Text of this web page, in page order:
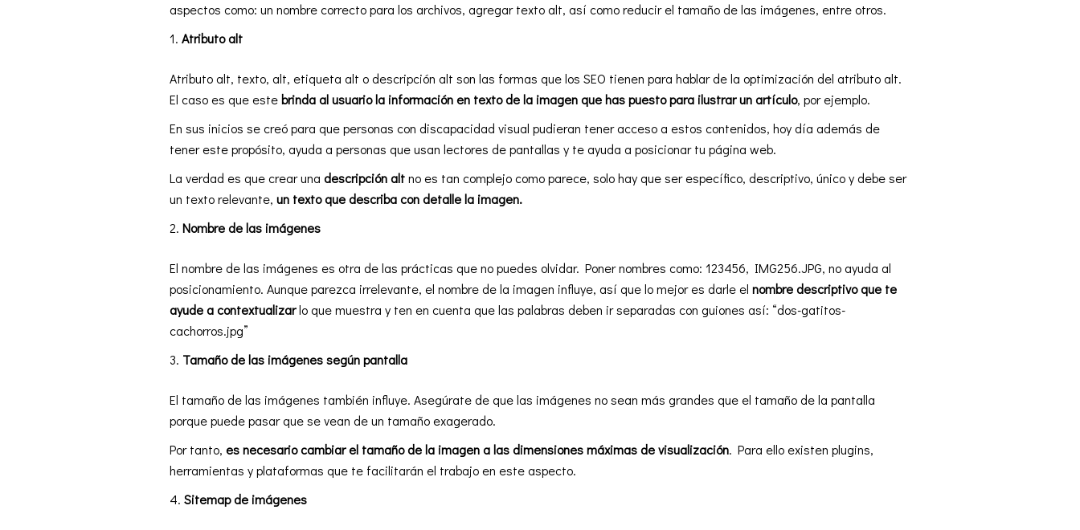
aspectos como: un nombre correcto para los archivos, agregar texto alt, así como reducir el tamaño de las imágenes, entre otros.
Atributo alt
Atributo alt, texto, alt, etiqueta alt o descripción alt son las formas que los SEO tienen para hablar de la optimización del atributo alt.
El caso es que estebrinda al usuario la información en texto de la imagen que has puesto para ilustrar un artículo, por ejemplo.
En sus inicios se creó para que personas con discapacidad visual pudieran tener acceso a estos contenidos, hoy día además de
tener este propósito, ayuda a personas que usan lectores de pantallas y te ayuda a posicionar tu página web.
La verdad es que crear unadescripción altno es tan complejo como parece, solo hay que ser específico, descriptivo, único y debe ser
un texto relevante,un texto que describa con detalle la imagen.
Nombre de las imágenes
El nombre de las imágenes es otra de las prácticas que no puedes olvidar. Poner nombres como: 123456, IMG256.JPG, no ayuda al
posicionamiento. Aunque parezca irrelevante, el nombre de la imagen influye, así que lo mejor es darle elnombre descriptivo que te
ayude a contextualizarlo que muestra y ten en cuenta que las palabras deben ir separadas con guiones así: “dos-gatitos-
cachorros.jpg”
Tamaño de las imágenes según pantalla
El tamaño de las imágenes también influye. Asegúrate de que las imágenes no sean más grandes que el tamaño de la pantalla
porque puede pasar que se vean de un tamaño exagerado.
Por tanto,es necesario cambiar el tamaño de la imagen a las dimensiones máximas de visualización. Para ello existen plugins,
herramientas y plataformas que te facilitarán el trabajo en este aspecto.
Sitemap de imágenes